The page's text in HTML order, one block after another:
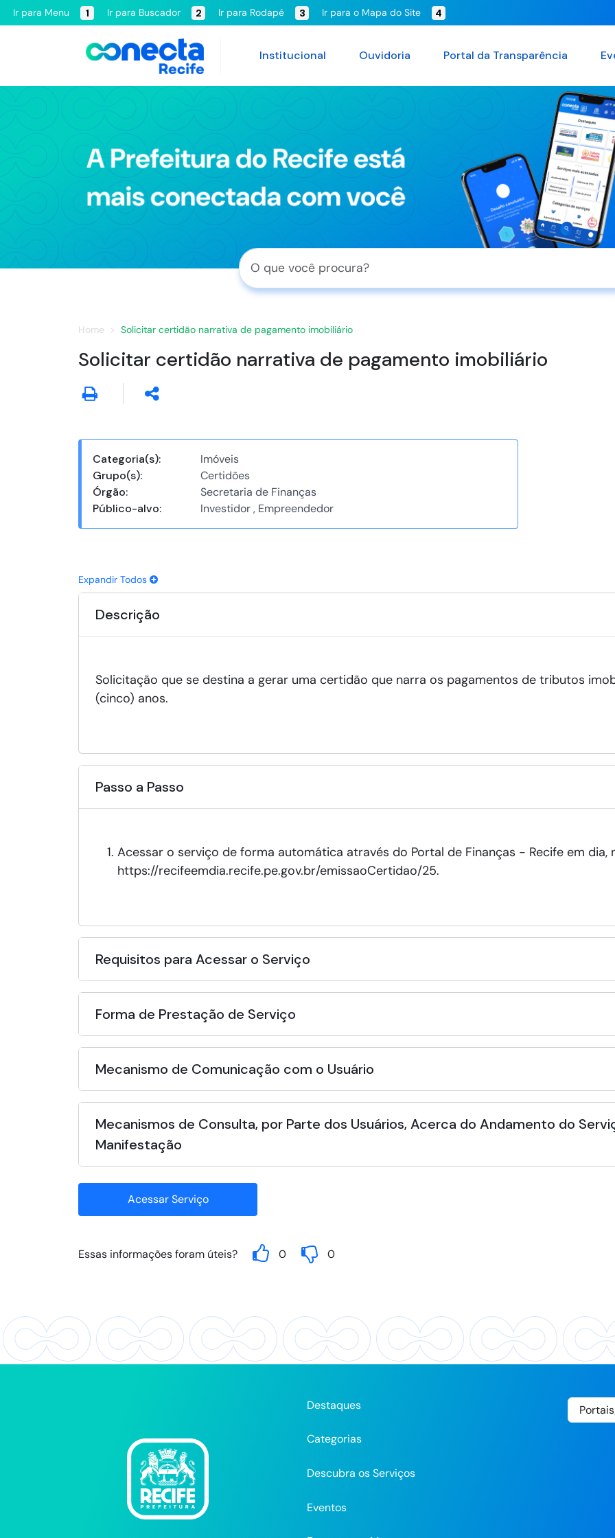
Ir para Menu 1 Ir para Buscador 2 Ir para Rodapé 3 Ir para o Mapa do Site 4
Institucional Ouvidoria Portal da Transparência
Home Solicitar certidão narrativa de pagamento imobiliário
Solicitar certidão narrativa de pagamento imobiliário
Categoria(s):
Imóveis
Grupo(s):
Certidões
Órgão:
Secretaria de Finanças
Público-alvo:
Investidor , Empreendedor
Expandir Todos
Descrição
Solicitação que se destina a gerar uma certidão que narra os pagamentos de tributos
(cinco) anos.
Passo a Passo
Acessar o serviço de forma automática através do Portal de Finanças - Recife em dia,
https://recifeemdia.recife.pe.gov.br/emissaoCertidao/25.
Requisitos para Acessar o Serviço
Forma de Prestação de Serviço
Mecanismo de Comunicação com o Usuário
Mecanismos de Consulta, por Parte dos Usuários, Acerca do Andamento do
Manifestação
Acessar Serviço
Essas informações foram úteis? 0 0
Destaques
Categorias
Descubra os Serviços
Eventos